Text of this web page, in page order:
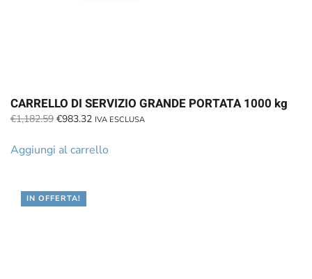
CARRELLO DI SERVIZIO GRANDE PORTATA 1000 kg
€1,182.59 Il
originale
€983.32Il
attuale
IVA ESCLUSA
Aggiungi al carrello
IN OFFERTA!